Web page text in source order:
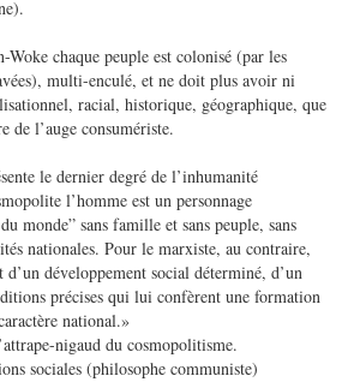
Woke chaque peuple est colonisé (par les
multi-enculé, et ne doit plus avoir ni
racial, historique, géographique, que
de l’auge consumériste.
le dernier degré de l’inhumanité
l’homme est un personnage
monde” sans famille et sans peuple, sans
nationales. Pour le marxiste, au contraire,
développement social déterminé, d’un
précises qui lui confèrent une formation
national.»
nigaud du cosmopolitisme.
sociales (philosophe communiste)